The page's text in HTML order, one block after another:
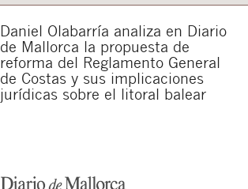
Daniel Olabarría analiza en Diario
de Mallorca la propuesta de
reforma del Reglamento General
de Costas y sus implicaciones
jurídicas sobre el litoral balear